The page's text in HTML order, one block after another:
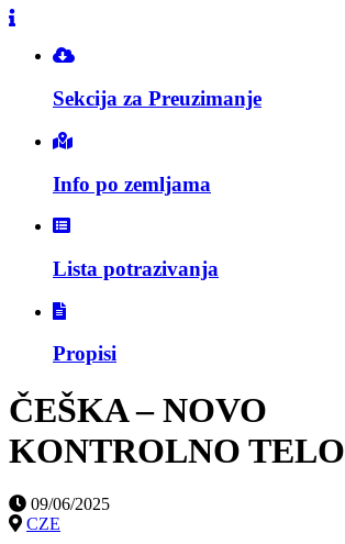
Sekcija za Preuzimanje
Info po zemljama
Lista potrazivanja
Propisi
ČEŠKA – NOVO
KONTROLNO TELO
09/06/2025
CZE